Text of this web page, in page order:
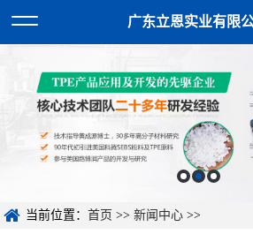
广东立恩实业有限
当前位置：首页 >>新闻中心 >>